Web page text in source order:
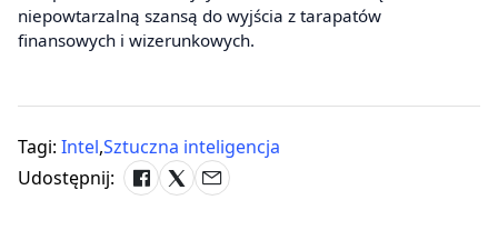
niepowtarzalną szansą do wyjścia z tarapatów
finansowych i wizerunkowych.
Tagi: Intel,Sztuczna inteligencja
Udostępnij: